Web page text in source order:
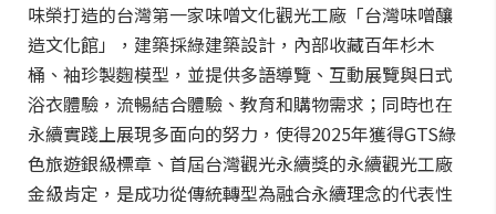
味榮打造的台灣第一家味噌文化觀光工廠「台灣味噌釀
造文化館」，建築採綠建築設計，內部收藏百年杉木
桶、袖珍製麴模型，並提供多語導覽、互動展覽與日式
浴衣體驗，流暢結合體驗、教育和購物需求；同時也在
永續實踐上展現多面向的努力，使得2025年獲得GTS綠
色旅遊銀級標章、首屆台灣觀光永續獎的永續觀光工廠
金級肯定，是成功從傳統轉型為融合永續理念的代表性